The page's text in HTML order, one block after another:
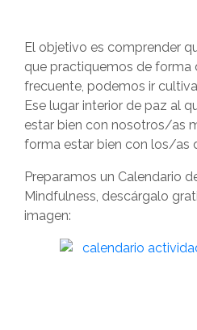
El objetivo es comprender
que practiquemos de forma
frecuente, podemos ir
Ese lugar interior de paz al
estar bien con nosotros/as
forma estar bien con los/as
Preparamos un Calendario
Mindfulness, descárgalo
imagen: